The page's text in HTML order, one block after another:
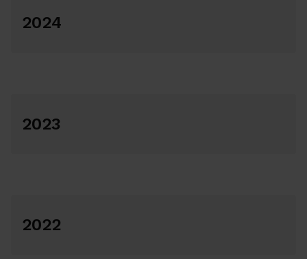
2024
2023
2022